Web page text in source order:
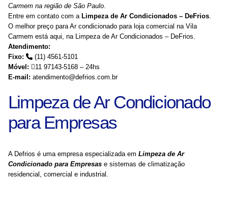
Carmem na região de São Paulo.
Entre em contato com a Limpeza de Ar Condicionados – DeFrios.
O melhor preço para Ar condicionado para loja comercial na Vila
Carmem está aqui, na Limpeza de Ar Condicionados – DeFrios.
Atendimento:
Fixo:
(11) 4561-5101
Móvel:
11 97143-5168 – 24hs
E-mail: atendimento@defrios.com.br
Limpeza de Ar Condicionado
para Empresas
A Defrios é uma empresa especializada em Limpeza de Ar
Condicionado para Empresas e sistemas de climatização
residencial, comercial e industrial.